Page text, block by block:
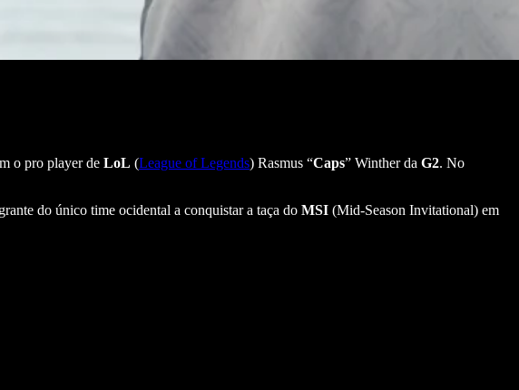
o pro player de LoL (League of Legends) Rasmus “Caps” Winther da G2. No
do único time ocidental a conquistar a taça do MSI (Mid-Season Invitational) em